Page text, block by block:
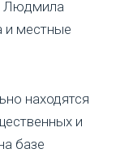
Людмила
и местные
находятся
и
базе